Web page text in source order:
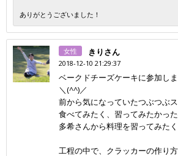
ありがとうございました！
女性 きりさん
2018-12-10 21:29:37
ベークドチーズケーキに参加し
＼(^^)／
前から気になっていたつぶつぶス
食べてみたく、習ってみたかった
多希さんから料理を習ってみたく
工程の中で、クラッカーの作り